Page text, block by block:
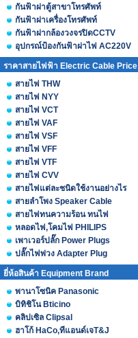
กันฟ้าผ่าตู้สาขาโทรศัพท์
กันฟ้าผ่าเครื่องโทรศัพท์
กันฟ้าผ่ากล้องวงจรปิดCCTV
อุปกรณ์ป้องกันฟ้าผ่าไฟ AC220V
ราคาสายไฟฟ้า Electric Cable Price
สายไฟ THW
สายไฟ NYY
สายไฟ VCT
สายไฟ VAF
สายไฟ VSF
สายไฟ VFF
สายไฟ VTF
สายไฟ CVV
สายไฟแต่ละชนิดใช้งานอย่างไร
สายลำโพง Speaker Cable
สายไฟทนความร้อน ทนไฟ
หลอดไฟ,โคมไฟ PHILIPS
เพาเวอร์ปลั๊ก Power Plugs
ปลั๊กไฟพ่วง Adapter Plug
ยี่ห้อสินค้า Equipment Brand
พานาโซนิค Panasonic
บิทิชิโน Bticino
คลิปเซิล Clipsal
ฮาโก้ HaCo,ทีแอนด์เจT&J